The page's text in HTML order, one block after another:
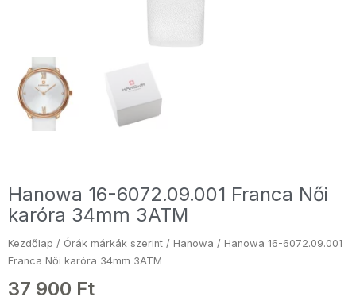
Hanowa 16-6072.09.001 Franca Női
karóra 34mm 3ATM
Kezdőlap / Órák márkák szerint / Hanowa / Hanowa 16-6072.09.001
Franca Női karóra 34mm 3ATM
37 900 Ft